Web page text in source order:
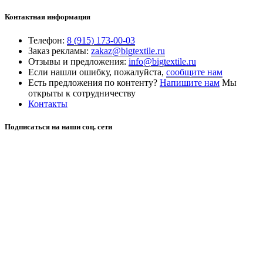
Контактная информация
Телефон: 8 (915) 173-00-03
Заказ рекламы: zakaz@bigtextile.ru
Отзывы и предложения: info@bigtextile.ru
Если нашли ошибку, пожалуйста, сообщите нам
Есть предложения по контенту? Напишите нам Мы
открыты к сотрудничеству
Контакты
Подписаться на наши соц. сети